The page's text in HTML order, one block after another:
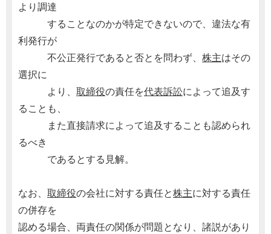
より調達
することなのかが特定できないので、違法な有
利発行が
不公正発行であると否とを問わず、 株主はその
選択に
より、 取締役の責任を代表訴訟によって追及す
ることも、
また直接請求によって追及することも認められ
るべき
であるとする見解。
なお、 取締役の会社に対する責任と株主に対する責任
の併存を
認める場合、両責任の関係が問題となり、諸説があり